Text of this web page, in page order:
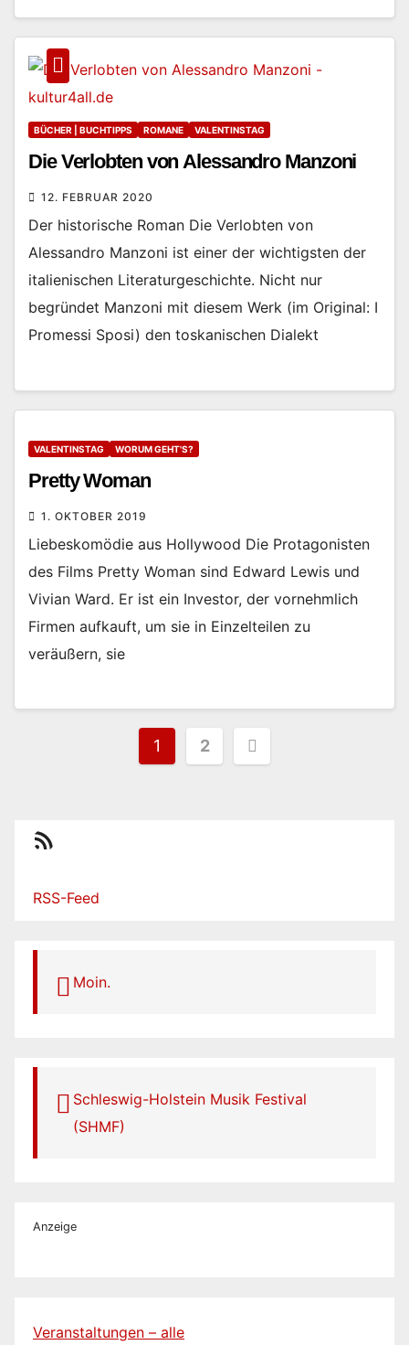
BÜCHER | BUCHTIPPS ROMANE VALENTINSTAG
Die Verlobten von Alessandro Manzoni
12. FEBRUAR 2020
Der historische Roman Die Verlobten von
Alessandro Manzoni ist einer der wichtigsten der
italienischen Literaturgeschichte. Nicht nur
begründet Manzoni mit diesem Werk (im Original: I
Promessi Sposi) den toskanischen Dialekt
VALENTINSTAG WORUM GEHT'S?
Pretty Woman
1. OKTOBER 2019
Liebeskomödie aus Hollywood Die Protagonisten
des Films Pretty Woman sind Edward Lewis und
Vivian Ward. Er ist ein Investor, der vornehmlich
Firmen aufkauft, um sie in Einzelteilen zu
veräußern, sie
Seitennummerierung
1 2
RSS-Feed
RSS-Feed
Moin.
Schleswig-Holstein Musik Festival
(SHMF)
Anzeige
Veranstaltungen – alle